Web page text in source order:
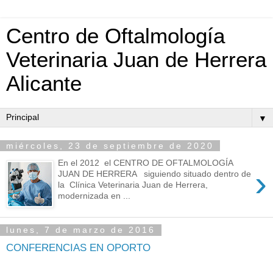
Centro de Oftalmología
Veterinaria Juan de Herrera
Alicante
▼
miércoles, 23 de septiembre de 2020
›
En el 2012 el CENTRO DE OFTALMOLOGÍA
JUAN DE HERRERA siguiendo situado dentro de
la Clínica Veterinaria Juan de Herrera,
modernizada en ...
lunes, 7 de marzo de 2016
CONFERENCIAS EN OPORTO